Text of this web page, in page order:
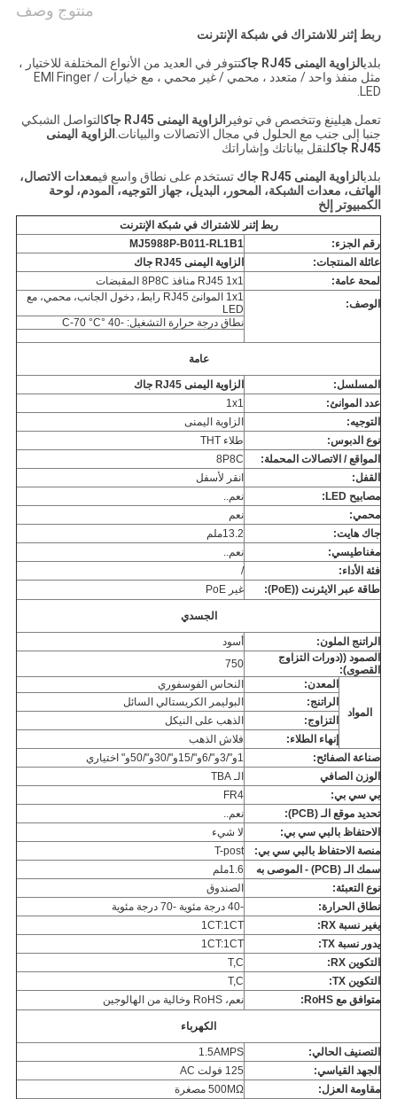
منتوج وصف
ربط إثنر للاشتراك في شبكة الإنترنت
بلديالزاوية اليمنى RJ45 جاك
تتوفر في العديد من الأنواع المختلفة للاختيار ،
مثل منفذ واحد / متعدد ، محمي / غير محمي ، مع خيارات EMI Finger /
LED.
تعمل هيلينغ وتتخصص في توفير الزاوية اليمنى RJ45 جاك
التواصل الشبكي
جنبا إلى جنب مع الحلول في مجال الاتصالات والبيانات. الزاوية اليمنى
RJ45 جاك
لنقل بياناتك وإشاراتك
بلديالزاوية اليمنى RJ45 جاك تستخدم على نطاق واسع فيمعدات الاتصال،
الهاتف، معدات الشبكة، المحور، البديل، جهاز التوجيه، المودم، لوحة
الكمبيوتر
إلخ
ربط إثنر للاشتراك في شبكة الإنترنت
رقم الجزء:
MJ5988P-B011-RL1B1
عائلة المنتجات:
الزاوية اليمنى RJ45 جاك
لمحة عامة:
RJ45 1x1 منافذ 8P8C المقبضات
الوصف:
1x1 الموانئ RJ45 رابط، دخول الجانب، محمي، مع
LED
نطاق درجة حرارة التشغيل: -40 °C-70 °C
عامة
المسلسل:
الزاوية اليمنى RJ45 جاك
عدد الموانئ:
1x1
التوجيه:
الزاوية اليمنى
نوع الدبوس:
طلاء THT
المواقع / الاتصالات المحملة:
8P8C
القفل:
انقر لأسفل
مصابيح LED:
نعم..
محمي:
نعم
جاك هايت:
13.2ملم
مغناطيسي:
نعم..
فئة الأداء:
/
طاقة عبر الايثرنت ((PoE):
غير PoE
الجسدي
الراتنج الملون:
أسود
الصمود ((دورات التزاوج
القصوى):
750
المواد
المعدن:
النحاس الفوسفوري
الراتنج:
البوليمر الكريستالي السائل
التزاوج:
الذهب على النيكل
إنهاء الطلاء:
فلاش الذهب
صناعة الصفائح:
1و"/3و"/6و"/15و"/30و"/50و" اختياري
الوزن الصافي
الـ TBA
بي سي بي:
FR4
تحديد موقع الـ (PCB):
نعم..
الاحتفاظ بالبي سي بي:
لا شيء
منصة الاحتفاظ بالبي سي بي:
T-post
سمك الـ (PCB) - الموصى به
1.6ملم
نوع التعبئة:
الصندوق
نطاق الحرارة:
-40 درجة مئوية -70 درجة مئوية
يغير نسبة RX:
1CT:1CT
يدور نسبة TX:
1CT:1CT
التكوين RX:
T,C
التكوين TX:
T,C
متوافق مع RoHS:
نعم، RoHS وخالية من الهالوجين
الكهرباء
التصنيف الحالي:
1.5AMPS
الجهد القياسي:
125 فولت AC
مقاومة العزل:
500MΩ مصغرة